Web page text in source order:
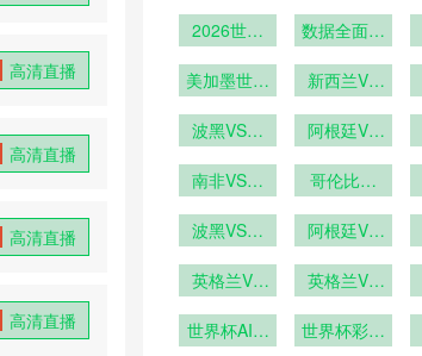
高清直播
高清直播
高清直播
高清直播
主”？》
第六次参赛
2026世界
成为世界杯
数据全面超
美加墨世界
在大都会人
准基准点
新西兰VS
西兰VS埃
波黑VS卡
黑VS卡塔
阿根廷VS
廷VS奥地
南非VS韩
VS韩国在
哥伦比亚
播哥伦比亚
线直播
波黑VS卡
VS卡塔尔
阿根廷VS
阿根廷VS
直播
英格兰VS
VS加纳直
英格兰VS
格兰VS加
世界杯AI预
世界杯彩票